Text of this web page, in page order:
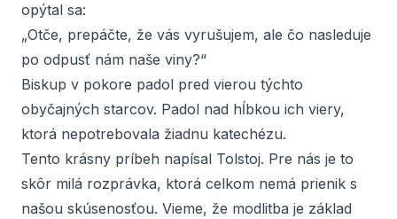
opýtal sa:
„Otče, prepáčte, že vás vyrušujem, ale čo nasleduje
po odpusť nám naše viny?“
Biskup v pokore padol pred vierou týchto
obyčajných starcov. Padol nad hĺbkou ich viery,
ktorá nepotrebovala žiadnu katechézu.
Tento krásny príbeh napísal Tolstoj. Pre nás je to
skôr milá rozprávka, ktorá celkom nemá prienik s
našou skúsenosťou. Vieme, že modlitba je základ